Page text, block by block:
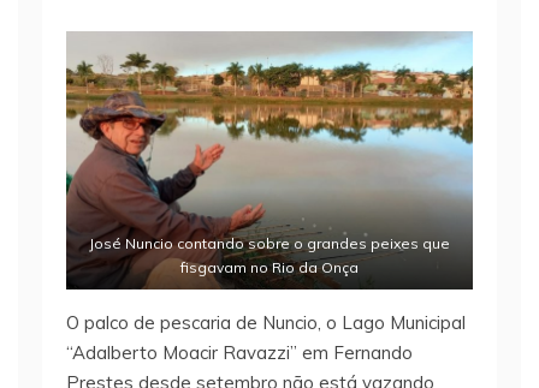
José Nuncio contando sobre o grandes peixes que
fisgavam no Rio da Onça
O palco de pescaria de Nuncio, o Lago Municipal
“Adalberto Moacir Ravazzi” em Fernando
Prestes desde setembro não está vazando